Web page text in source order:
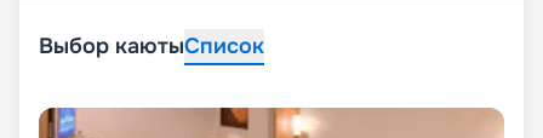
Выбор каютыСписок